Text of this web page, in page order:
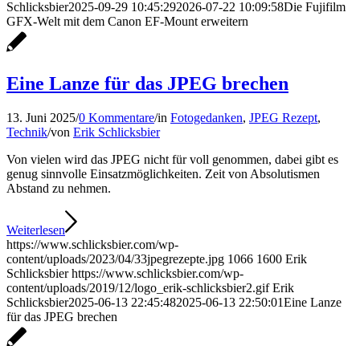
Schlicksbier2025-09-29 10:45:292026-07-22 10:09:58Die Fujifilm
GFX-Welt mit dem Canon EF-Mount erweitern
Eine Lanze für das JPEG brechen
13. Juni 2025/0 Kommentare/in Fotogedanken, JPEG Rezept,
Technik/von Erik Schlicksbier
Von vielen wird das JPEG nicht für voll genommen, dabei gibt es
genug sinnvolle Einsatzmöglichkeiten. Zeit von Absolutismen
Abstand zu nehmen.
Weiterlesen
https://www.schlicksbier.com/wp-
content/uploads/2023/04/33jpegrezepte.jpg 1066 1600 Erik
Schlicksbier https://www.schlicksbier.com/wp-
content/uploads/2019/12/logo_erik-schlicksbier2.gif Erik
Schlicksbier2025-06-13 22:45:482025-06-13 22:50:01Eine Lanze
für das JPEG brechen